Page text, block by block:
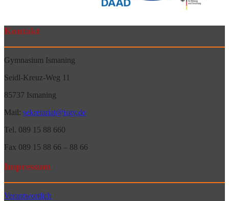
Kontakt
Gymnasium Ismaning
Seidl-Kreuz-Weg 11
85737 Ismaning
Mail: sekretariat@isgy.de
Tel. 089 15 88 660
Fax 089 15 88 66 – 88 66
Impressum
Verantwortlich